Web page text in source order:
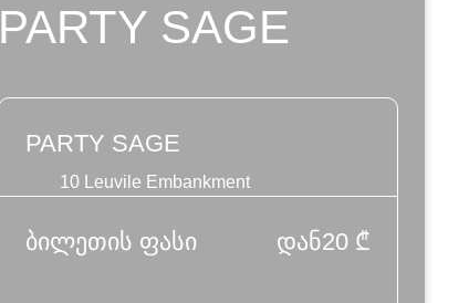
PARTY SAGE
PARTY SAGE
10 Leuvile Embankment
ბილეთის ფასი დან20 ₾